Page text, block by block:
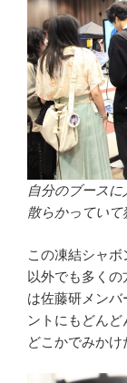
自分のブース
散らかってい
この凍結シャ
以外でも多く
は佐藤研メン
ントにもどんど
どこかでみかけ